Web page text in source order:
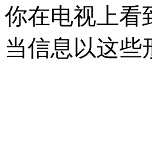
你在电视上看
当信息以这些